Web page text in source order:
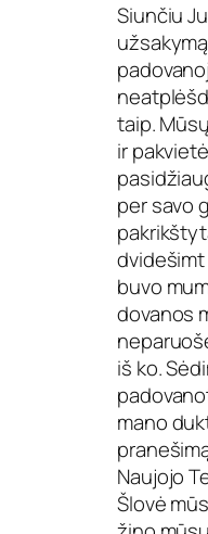
Siunčiu
taip.
ir
per savo
dvidešimt
buvo
dovanos
iš ko.
mano
Naujojo
Šlovė